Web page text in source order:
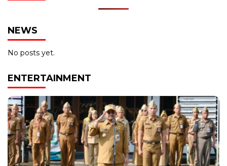
NEWS
No posts yet.
ENTERTAINMENT